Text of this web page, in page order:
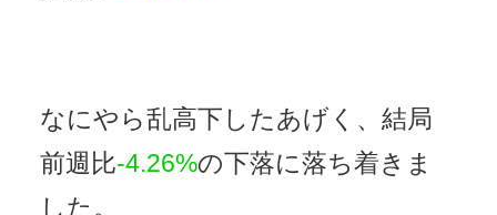
なにやら乱高下したあげく、結局
前週比-4.26%の下落に落ち着きま
した。